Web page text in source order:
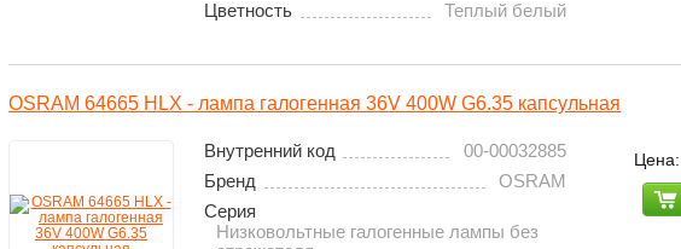
Цветность
Теплый белый
OSRAM 64665 HLX - лампа галогенная 36V 400W G6.35 капсульная
Внутренний код
00-00032885
Бренд
OSRAM
Серия
Низковольтные галогенные лампы без
Цена: